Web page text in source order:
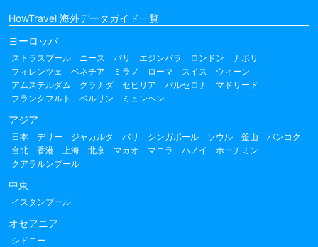
HowTravel 海外データガイド一覧
ヨーロッパ
ストラスブール ニース パリ エジンバラ ロンドン
ナポリ
フィレンツェ
ベネチア ミラノ ローマ スイス
ウィーン
アムステルダム
グラナダ セビリア バルセロナ
マドリード
フランクフルト
ベルリン ミュンヘン
アジア
日本 デリー ジャカルタ バリ シンガポール ソウル 釜山
バンコク
台北
香港 上海 北京 マカオ マニラ ハノイ
ホーチミン
クアラルンプール
中東
イスタンブール
オセアニア
シドニー